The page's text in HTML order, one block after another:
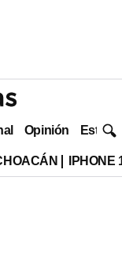
Opinión Estilo
IPHONE